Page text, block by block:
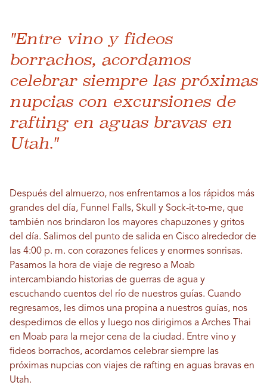
"Entre vino y fideos
borrachos, acordamos
celebrar siempre las próximas
nupcias con excursiones de
rafting en aguas bravas en
Utah."
Después del almuerzo, nos enfrentamos a los rápidos más
grandes del día, Funnel Falls, Skull y Sock-it-to-me, que
también nos brindaron los mayores chapuzones y gritos
del día. Salimos del punto de salida en Cisco alrededor de
las 4:00 p. m. con corazones felices y enormes sonrisas.
Pasamos la hora de viaje de regreso a Moab
intercambiando historias de guerras de agua y
escuchando cuentos del río de nuestros guías. Cuando
regresamos, les dimos una propina a nuestros guías, nos
despedimos de ellos y luego nos dirigimos a Arches Thai
en Moab para la mejor cena de la ciudad. Entre vino y
fideos borrachos, acordamos celebrar siempre las
próximas nupcias con viajes de rafting en aguas bravas en
Utah.